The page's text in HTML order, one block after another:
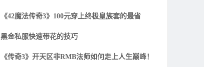
《42魔法传奇3》100元穿上终极皇族套的最省
黑金私服快速带花的技巧
《传奇3》开天区非RMB法师如何走上人生巅峰！